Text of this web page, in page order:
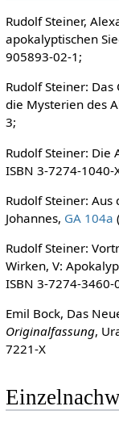
Rudolf Steiner,
apokalyptischen
905893-02-1;
Rudolf Steiner:
die Mysterien des
3;
Rudolf Steiner: Die
ISBN 3-7274-1040-
Rudolf Steiner:
Johannes, GA 104a
Rudolf Steiner:
Wirken, V:
ISBN 3-7274-3460-
Emil Bock, Das
Originalfassung,
7221-X